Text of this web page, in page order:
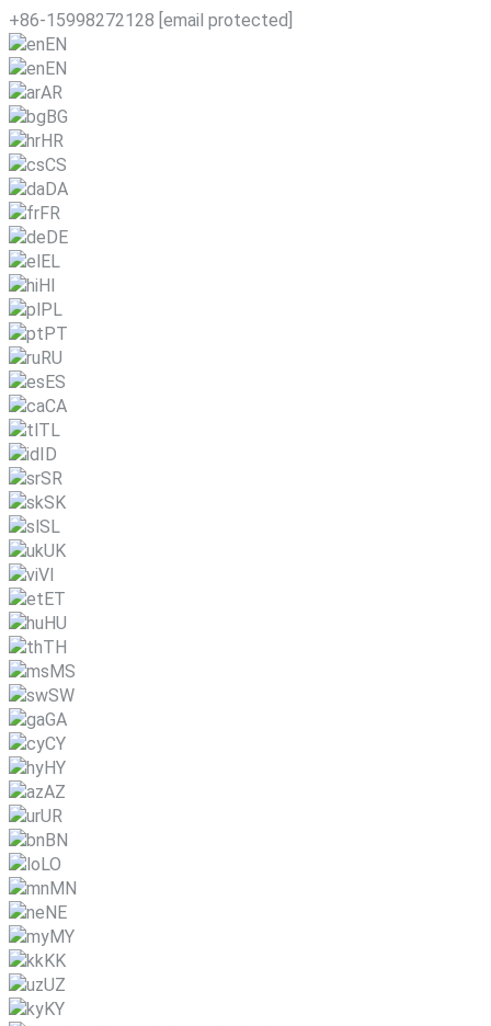
+86-15998272128 [email protected]
EN
EN
AR
BG
HR
CS
DA
FR
DE
EL
HI
PL
PT
RU
ES
CA
TL
ID
SR
SK
SL
UK
VI
ET
HU
TH
MS
SW
GA
CY
HY
AZ
UR
BN
LO
MN
NE
MY
KK
UZ
KY